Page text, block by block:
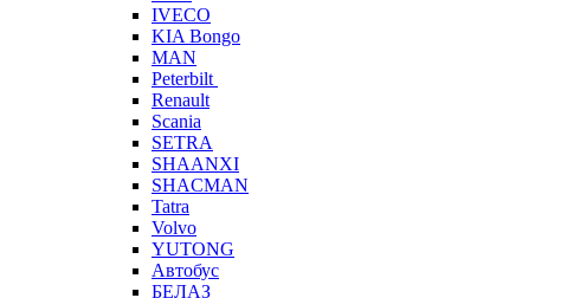
IVECO
KIA Bongo
MAN
Peterbilt
Renault
Scania
SETRA
SHAANXI
SHACMAN
Tatra
Volvo
YUTONG
Автобус
БЕЛАЗ